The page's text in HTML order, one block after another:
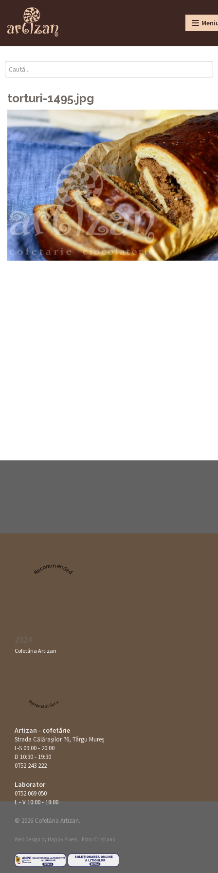
torturi-1495.jpg
Recommended
2024
Cofetăria Artizan
Restaurant Guru
Artizan - cofetărie
Strada Călăraşilor 76, Târgu Mureș
L-S 09:00 - 20:00
D 10:30 - 19:30
0752 243 222
Laborator
0752 069 050
L - V 10:00 - 18:00
© 2026 Cofetăria Artizan.
Web Design by Happy Pixels. Foto: Cristians